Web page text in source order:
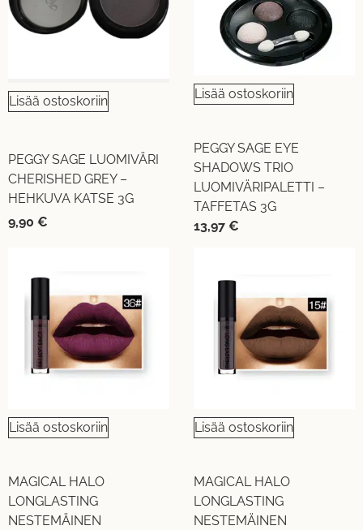
Lisää ostoskoriin
PEGGY SAGE LUOMIVÄRI
CHERISHED GREY –
HEHKUVA KATSE 3G
9,90 €
Lisää ostoskoriin
PEGGY SAGE EYE
SHADOWS TRIO
LUOMIVÄRIPALETTI –
TAFFETAS 3G
13,97 €
Lisää ostoskoriin
MAGICAL HALO
LONGLASTING
NESTEMÄINEN
Lisää ostoskoriin
MAGICAL HALO
LONGLASTING
NESTEMÄINEN